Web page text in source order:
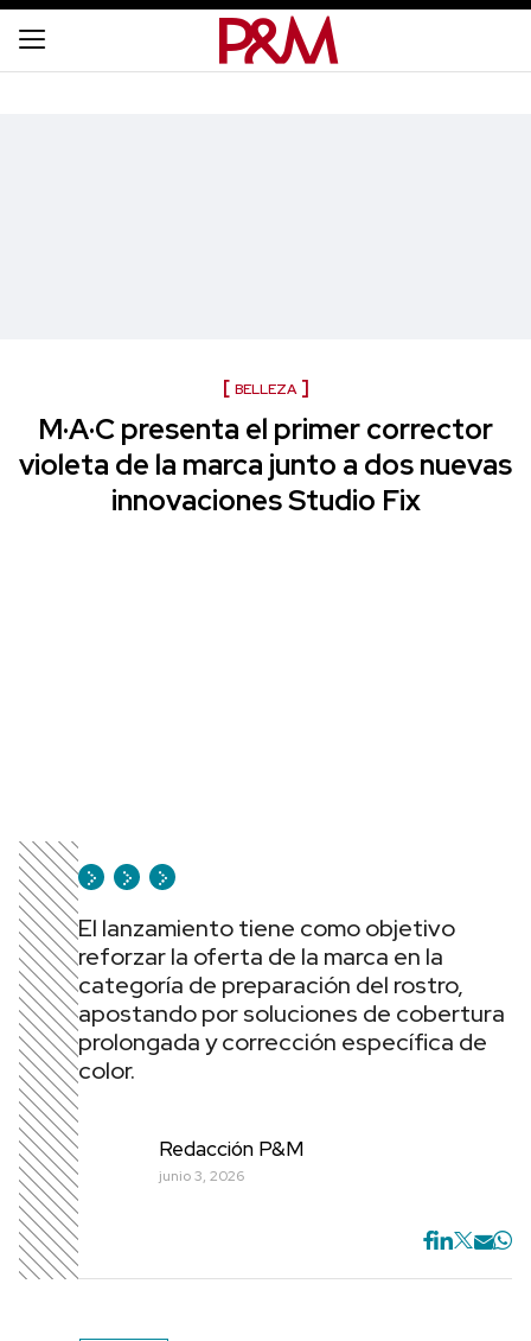
BELLEZA
M·A·C presenta el primer corrector
violeta de la marca junto a dos nuevas
innovaciones Studio Fix
El lanzamiento tiene como objetivo
reforzar la oferta de la marca en la
categoría de preparación del rostro,
apostando por soluciones de cobertura
prolongada y corrección específica de
color.
Redacción P&M
junio 3, 2026